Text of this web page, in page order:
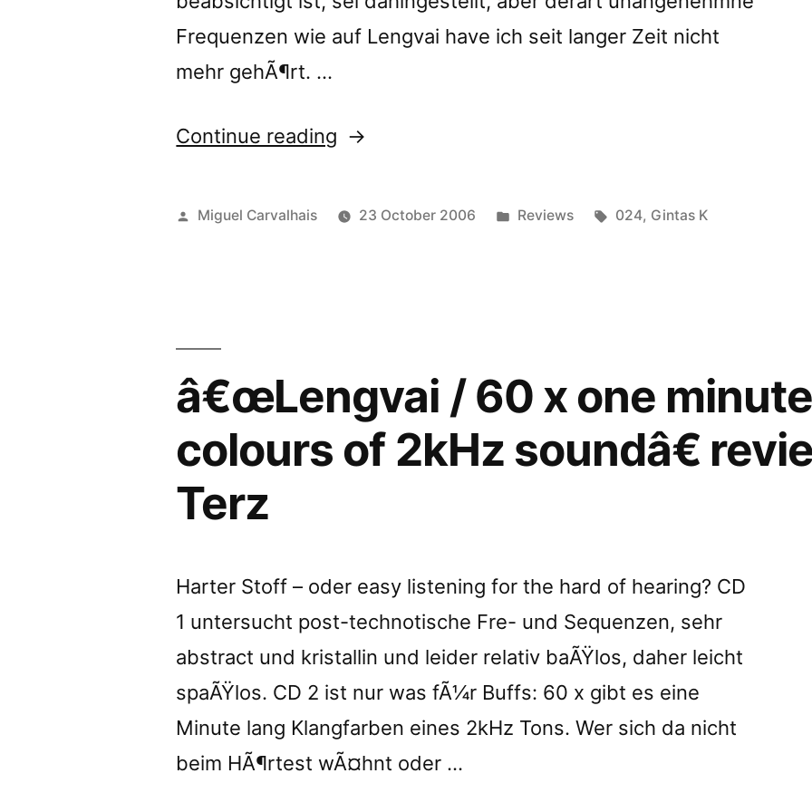
Frequenzen wie auf Lengvai have ich seit langer Zeit nicht
mehr gehÃ¶rt. …
Continue reading “â€œLengvai
60
colours
of
2kHz
Orkus”
Posted
Miguel Carvalhais 23 October 2006
Posted
Reviews Tags:
024, Gintas K
â€œLengvai / 60 x one
colours of 2kHz soundâ€
Terz
Harter Stoff – oder easy listening for the hard of hearing? CD
1 untersucht post-technotische Fre- und Sequenzen, sehr
abstract und kristallin und leider relativ baÃŸlos, daher leicht
spaÃŸlos. CD 2 ist nur was fÃ¼r Buffs: 60 x gibt es eine
Minute lang Klangfarben eines 2kHz Tons. Wer sich da nicht
beim HÃ¶rtest wÃ¤hnt oder …